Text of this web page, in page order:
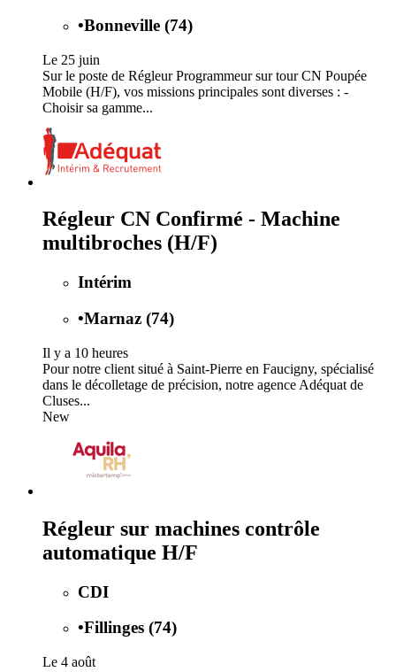
•Bonneville (74)
Le 25 juin
Sur le poste de Régleur Programmeur sur tour CN Poupée
Mobile (H/F), vos missions principales sont diverses : -
Choisir sa gamme...
Régleur CN Confirmé - Machine
multibroches (H/F)
Intérim
•Marnaz (74)
Il y a 10 heures
Pour notre client situé à Saint-Pierre en Faucigny, spécialisé
dans le décolletage de précision, notre agence Adéquat de
Cluses...
New
Régleur sur machines contrôle
automatique H/F
CDI
•Fillinges (74)
Le 4 août